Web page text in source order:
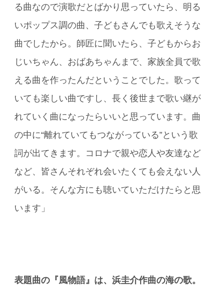
る曲なので演歌だとばかり思っていたら、明る
いポップス調の曲、子どもさんでも歌えそうな
曲でしたから。師匠に聞いたら、子どもからお
じいちゃん、おばあちゃんまで、家族全員で歌
える曲を作ったんだということでした。歌って
いても楽しい曲ですし、長く後世まで歌い継が
れていく曲になったらいいと思っています。曲
の中に“離れていてもつながっている”という歌
詞が出てきます。コロナで親や恋人や友達など
など、皆さんそれぞれ会いたくても会えない人
がいる。そんな方にも聴いていただけたらと思
います」
表題曲の『風物語』は、浜圭介作曲の海の歌。